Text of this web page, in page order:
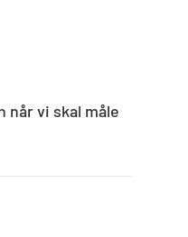
når vi skal måle